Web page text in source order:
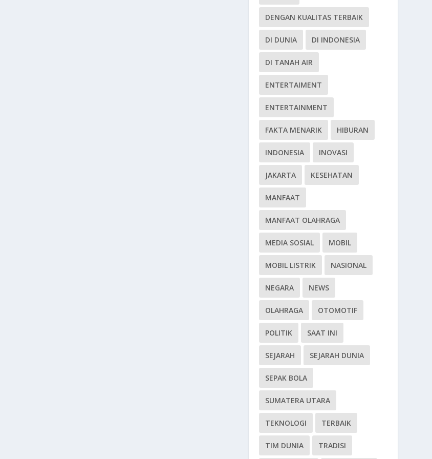
DENGAN KUALITAS TERBAIK
DI DUNIA DI INDONESIA
DI TANAH AIR
ENTERTAIMENT
ENTERTAINMENT
FAKTA MENARIK HIBURAN
INDONESIA INOVASI
JAKARTA KESEHATAN
MANFAAT
MANFAAT OLAHRAGA
MEDIA SOSIAL MOBIL
MOBIL LISTRIK NASIONAL
NEGARA NEWS
OLAHRAGA OTOMOTIF
POLITIK SAAT INI
SEJARAH SEJARAH DUNIA
SEPAK BOLA
SUMATERA UTARA
TEKNOLOGI TERBAIK
TIM DUNIA TRADISI